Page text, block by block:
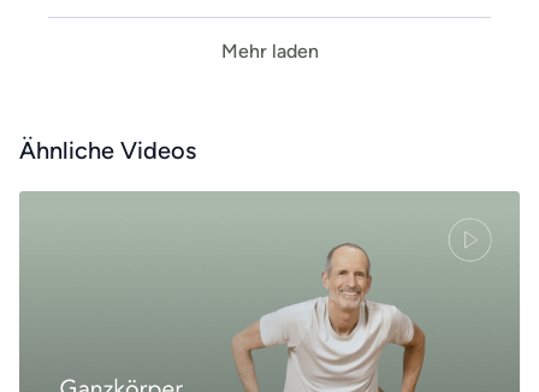
Mehr laden
Ähnliche Videos